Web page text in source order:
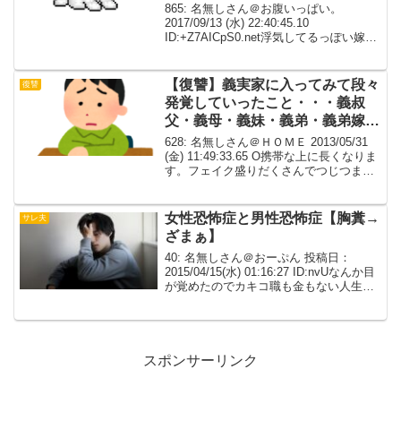
865: 名無しさん＠お腹いっぱい。
2017/09/13 (水) 22:40:45.10
ID:+Z7AICpS0.net浮気してるっぽい嫁に
知らぬ間に周りの根回し完...
復讐
【復讐】義実家に入ってみて段々
発覚していったこと・・・義叔
父・義母・義妹・義弟・義弟嫁が
精神疾患でみんな障害者認定され
ていた
628: 名無しさん＠ＨＯＭＥ 2013/05/31
(金) 11:49:33.65 O携帯な上に長くなりま
す。フェイク盛りだくさんでつじつま合
旦那と知り合い交際開始。...
サレ夫
女性恐怖症と男性恐怖症【胸糞→
ざまぁ】
40: 名無しさん＠おーぷん 投稿日：
2015/04/15(水) 01:16:27 ID:nvUなんか目
が覚めたのでカキコ職も金もない人生ど
スポンサーリンク